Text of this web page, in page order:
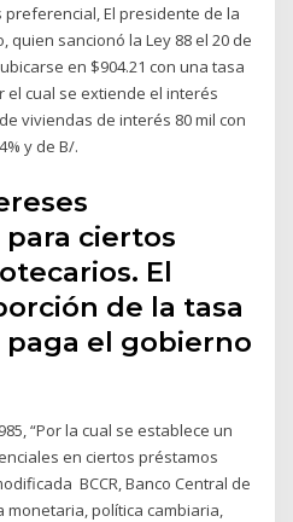
El presidente de la
quien sancionó la Ley 88 el 20 de
en $904.21 con una tasa
el cual se extiende el interés
viviendas de interés 80 mil con
y de B/.
ciertos
El
de la tasa
el gobierno
“Por la cual se establece un
en ciertos préstamos
BCCR, Banco Central de
monetaria, política cambiaria,